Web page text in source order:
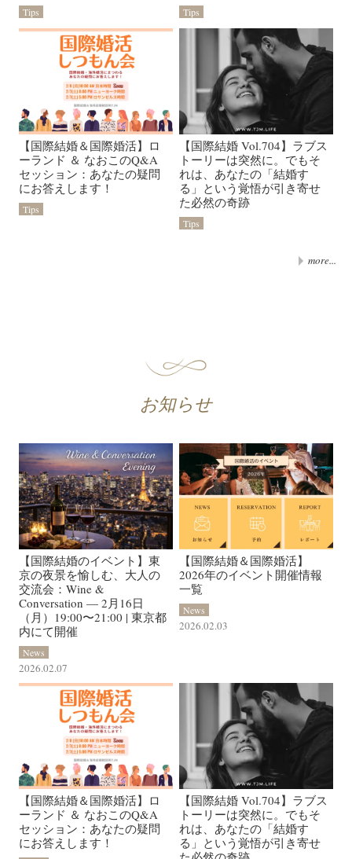
Tips Tips
【国際結婚＆国際婚活】ロ
ーランド ＆ なおこのQ&A
セッション：あなたの疑問
にお答えします！
Tips
【国際結婚 Vol.704】ラブス
トーリーは突然に。でもそ
れは、あなたの「結婚す
る」という覚悟が引き寄せ
た必然の奇跡
Tips
more...
お知らせ
【国際結婚のイベント】東
京の夜景を愉しむ、大人の
交流会：Wine &
Conversation — 2月16日
（月）19:00〜21:00 | 東京都
内にて開催
News
2026.02.07
【国際結婚＆国際婚活】
2026年のイベント開催情報
一覧
News
2026.02.03
【国際結婚＆国際婚活】ロ
ーランド ＆ なおこのQ&A
セッション：あなたの疑問
にお答えします！
【国際結婚 Vol.704】ラブス
トーリーは突然に。でもそ
れは、あなたの「結婚す
る」という覚悟が引き寄せ